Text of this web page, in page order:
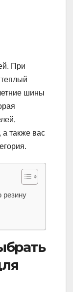
При
шины
а также вас
резину